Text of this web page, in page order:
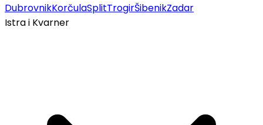
DubrovnikKorčulaSplitTrogirŠibenikZadar
Istra i Kvarner